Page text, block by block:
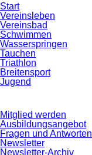
Navigation
überspringen
Start
Vereinsleben
Vereinsbad
Schwimmen
Wasserspringen
Tauchen
Triathlon
Breitensport
Jugend
Navigation
überspringen
Mitglied werden
Ausbildungsangebot
Fragen und Antworten
Newsletter
Newsletter-Archiv